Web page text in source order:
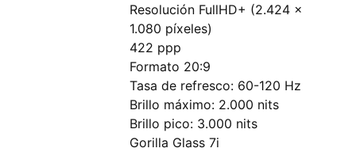
Cámara: la sorpresa es que sigue dando la talla
Google Pixel 10a, opinión y nota de Xataka
Resolución FullHD+ (2.424 x
1.080 píxeles)
422 ppp
Formato 20:9
Tasa de refresco: 60-120 Hz
Brillo máximo: 2.000 nits
Brillo pico: 3.000 nits
Gorilla Glass 7i